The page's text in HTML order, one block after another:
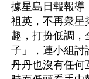
據星島日報報導
祖英，不再衆星
趣，打扮低調，
子」，連小組討
丹丹也沒有任何